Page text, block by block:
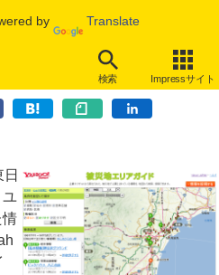
by Translate
検索 Impressサイト
などを検索できる「被災地エリアガ
情